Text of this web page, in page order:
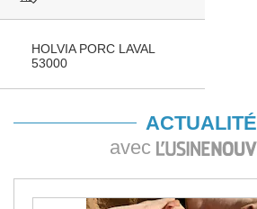
HOLVIA PORC LAVAL
53000
ACTUALITÉ
avec